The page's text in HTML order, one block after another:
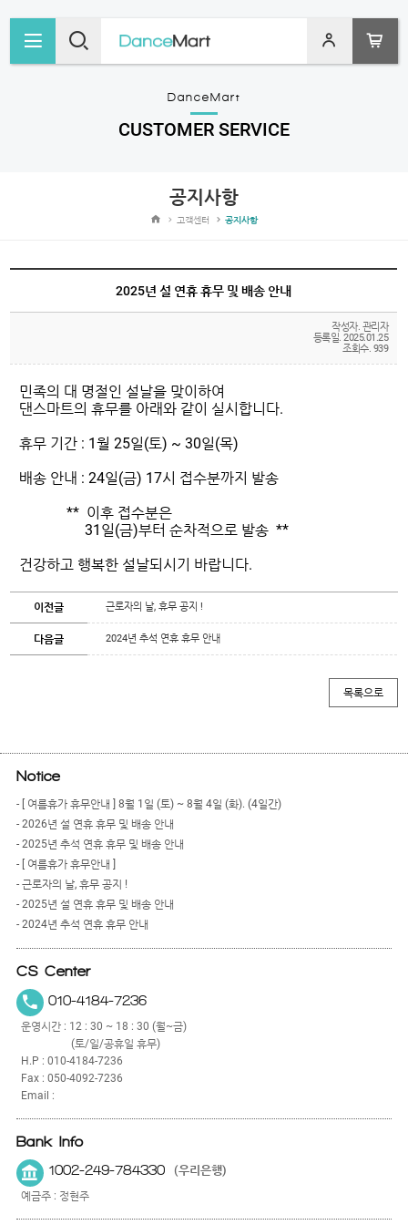
DanceMart
CUSTOMER SERVICE
공지사항
고객센터 공지사항
2025년 설 연휴 휴무 및 배송 안내
작성자. 관리자
등록일. 2025.01.25
조회수. 939
민족의 대 명절인 설날을 맞이하여
댄스마트의 휴무를 아래와 같이 실시합니다.
휴무 기간 : 1월 25일(토) ~ 30일(목)
배송 안내 : 24일(금) 17시 접수분까지 발송
** 이후 접수분은
31일(금)부터 순차적으로 발송 **
건강하고 행복한 설날되시기 바랍니다.
이전글 근로자의 날, 휴무 공지 !
다음글 2024년 추석 연휴 휴무 안내
Notice
- [ 여름휴가 휴무안내 ] 8월 1일 (토) ~ 8월 4일 (화). (4일간)
- 2026년 설 연휴 휴무 및 배송 안내
- 2025년 추석 연휴 휴무 및 배송 안내
- [ 여름휴가 휴무안내 ]
- 근로자의 날, 휴무 공지 !
- 2025년 설 연휴 휴무 및 배송 안내
- 2024년 추석 연휴 휴무 안내
CS Center
010-4184-7236
운영시간 : 12 : 30 ~ 18 : 30 (월~금)
(토/일/공휴일 휴무)
H.P : 010-4184-7236
Fax : 050-4092-7236
Email :
Bank Info
1002-249-784330
(우리은행)
예금주 : 정현주